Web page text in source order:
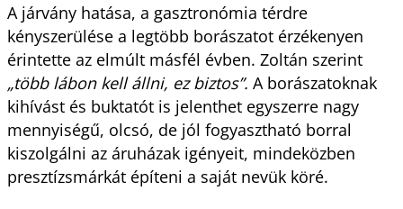
A járvány hatása, a gasztronómia térdre
kényszerülése a legtöbb borászatot érzékenyen
érintette az elmúlt másfél évben. Zoltán szerint
„több lábon kell állni, ez biztos”. A borászatoknak
kihívást és buktatót is jelenthet egyszerre nagy
mennyiségű, olcsó, de jól fogyasztható borral
kiszolgálni az áruházak igényeit, mindeközben
presztízsmárkát építeni a saját nevük köré.